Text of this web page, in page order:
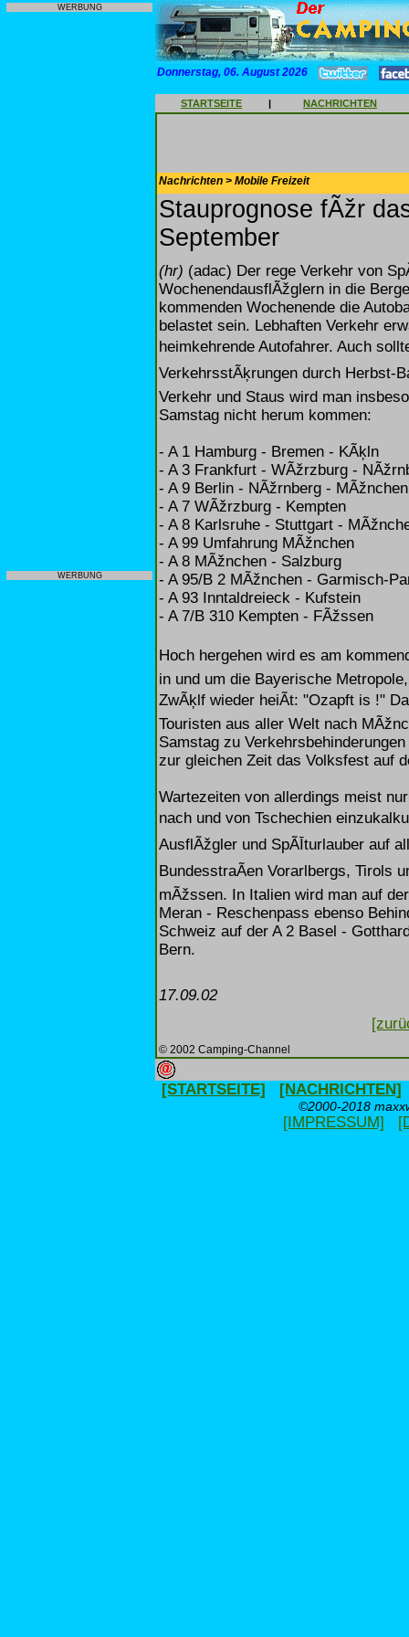
WERBUNG
WERBUNG
Donnerstag, 06. August 2026
STARTSEITE | NACHRICHTEN
Nachrichten > Mobile Freizeit
Stauprognose fÃžr
September
(hr) (adac) Der rege Verkehr von
WochenendausflÃžglern in die
kommenden Wochenende die
belastet sein. Lebhaften Verkehr
heimkehrende Autofahrer. Auch
VerkehrsstÃķrungen durch Herbst-
Verkehr und Staus wird man
Samstag nicht herum kommen:
- A 1 Hamburg - Bremen - KÃķln
- A 3 Frankfurt - WÃžrzburg -
- A 9 Berlin - NÃžrnberg - MÃžnchen
- A 7 WÃžrzburg - Kempten
- A 8 Karlsruhe - Stuttgart -
- A 99 Umfahrung MÃžnchen
- A 8 MÃžnchen - Salzburg
- A 95/B 2 MÃžnchen - Garmisch-
- A 93 Inntaldreieck - Kufstein
- A 7/B 310 Kempten - FÃžssen
Hoch hergehen wird es am
in und um die Bayerische
ZwÃķlf wieder heiÃt: "Ozapft is !"
Touristen aus aller Welt nach
Samstag zu
zur gleichen Zeit das Volksfest auf
Wartezeiten von allerdings meist
nach und von Tschechien
AusflÃžgler und SpÃĪturlauber auf
BundesstraÃen Vorarlbergs, Tirols
mÃžssen. In Italien wird man auf
Meran - Reschenpass ebenso
Schweiz auf der A 2 Basel -
Bern.
17.09.02
© 2002 Camping-Channel
[STARTSEITE] [NACHRICHTEN]
©2000-2018
[IMPRESSUM]